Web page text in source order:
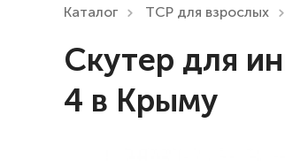
реабилитации для детей
Технические средства
реабилитации для
Каталог ТСР для взрослых
Скутер для
4 в Крыму